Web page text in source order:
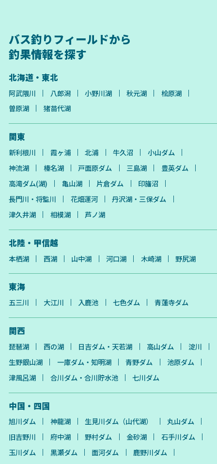
バス釣りフィールドから
釣果情報を探す
北海道・東北
阿武隈川 八郎潟 小野川湖 秋元湖
桧原湖
曽原湖
猪苗代湖
関東
新利根川 霞ヶ浦 北浦 牛久沼
小山ダム
神流湖
榛名湖 戸面原ダム 三島湖
豊英ダム
高滝ダム(湖)
亀山湖 片倉ダム
印旛沼
長門川・将監川
花畑運河
丹沢湖・三保ダム
津久井湖
相模湖 芦ノ湖
北陸・甲信越
本栖湖 西湖 山中湖 河口湖 木崎湖 野尻湖
東海
五三川 大江川 入鹿池 七色ダム 青蓮寺ダム
関西
琵琶湖 西の湖 日吉ダム・天若湖 高山ダム
淀川
生野銀山湖
一庫ダム・知明湖 青野ダム
池原ダム
津風呂湖
合川ダム・合川貯水池 七川ダム
中国・四国
旭川ダム 神龍湖 生見川ダム（山代湖）
丸山ダム
旧吉野川
府中湖 野村ダム 金砂湖
石手川ダム
玉川ダム
黒瀬ダム 面河ダム
鹿野川ダム